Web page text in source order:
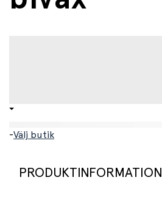
-Välj butik
PRODUKTINFORMATION